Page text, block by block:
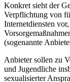
Konkret sieht der
Verpflichtung von
Internetdiensten
(sogenannte
Anbieter sollen zu
und Jugendliche
sexualisierter